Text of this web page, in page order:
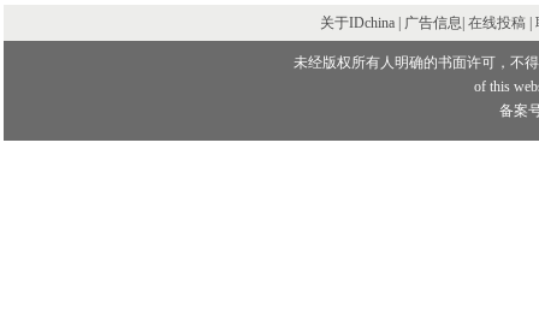
关于IDchina | 广告信息| 在线投稿
未经版权所有人明确的书面许可，不
of this
备案